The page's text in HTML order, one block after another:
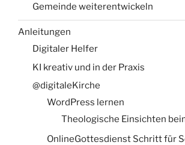
Gemeinde weiterentwickeln
Anleitungen
Digitaler Helfer
KI kreativ und in der Praxis
@digitaleKirche
WordPress lernen
Theologische Einsichten
OnlineGottesdienst Schritt für